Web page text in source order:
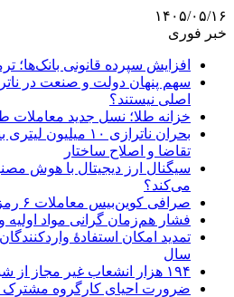
۱۴۰۵/۰۵/۱۶
خبر فوری
افزایش سپرده قانونی بانک‌ها؛
سهم پنهان دولت و صنعت در
اصلی نیستند؟
خزانه طلا؛ نسل جدید معاملات
بحران ناترازی ۱۰
تقاضا و اصلاح ساختار
سیگنال ارز دیجیتال با هوش
می‌کند؟
صرافی کوین‌بیس معاملات ۶ رمزارز را متوقف کرد
فشار هم‌زمان گرانی مواد اولیه
تمدید امکان استفادۀ
سال
۱۹۴ هزار انشعاب غیر مجاز از شبکه برق جمع‌آوری شد
ضرورت احیای کارگروه مشترک